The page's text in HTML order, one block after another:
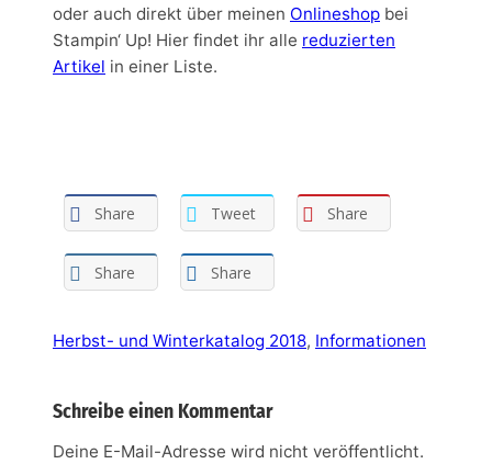
oder auch direkt über meinen Onlineshop bei
Stampin‘ Up! Hier findet ihr alle reduzierten
Artikel in einer Liste.
Share Tweet Share
Share Share
Herbst- und Winterkatalog 2018, Informationen
Schreibe einen Kommentar
Deine E-Mail-Adresse wird nicht veröffentlicht.